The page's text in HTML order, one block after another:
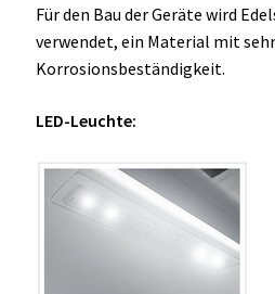
Für den Bau der Geräte wird
verwendet, ein Material mit
Korrosionsbeständigkeit.
LED-Leuchte: